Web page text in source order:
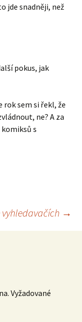
jde snadněji, než
pokus, jak
sem si řekl, že
ne? A za
s
vyhledavačích →
Vyžadované